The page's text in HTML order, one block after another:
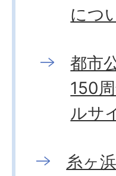
につ
都市
150
ルサ
糸ヶ